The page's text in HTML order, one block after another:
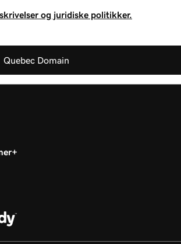
og juridiske politikker.
Quebec Domain